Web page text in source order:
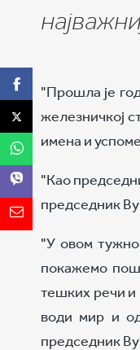
"Прошла је
железничкој
имена и
"Као
председник
"У овом
покажемо
тешких речи и
води мир и
председник